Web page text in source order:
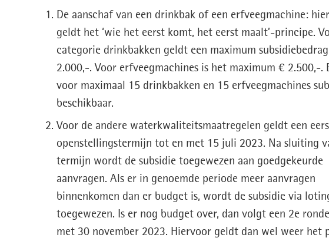
De aanschaf van een drinkbak of een erfveegmachine:
geldt het ‘wie het eerst komt, het eerst maalt’-principe.
categorie drinkbakken geldt een maximum
2.000,-. Voor erfveegmachines is het maximum € 2.500,-.
voor maximaal 15 drinkbakken en 15 erfveegmachines
beschikbaar.
Voor de andere waterkwaliteitsmaatregelen geldt een
openstellingstermijn tot en met 15 juli 2023. Na sluiting
termijn wordt de subsidie toegewezen aan goedgekeurde
aanvragen. Als er in genoemde periode meer aanvragen
binnenkomen dan er budget is, wordt de subsidie via
toegewezen. Is er nog budget over, dan volgt een 2e
met 30 november 2023. Hiervoor geldt dan wel weer het